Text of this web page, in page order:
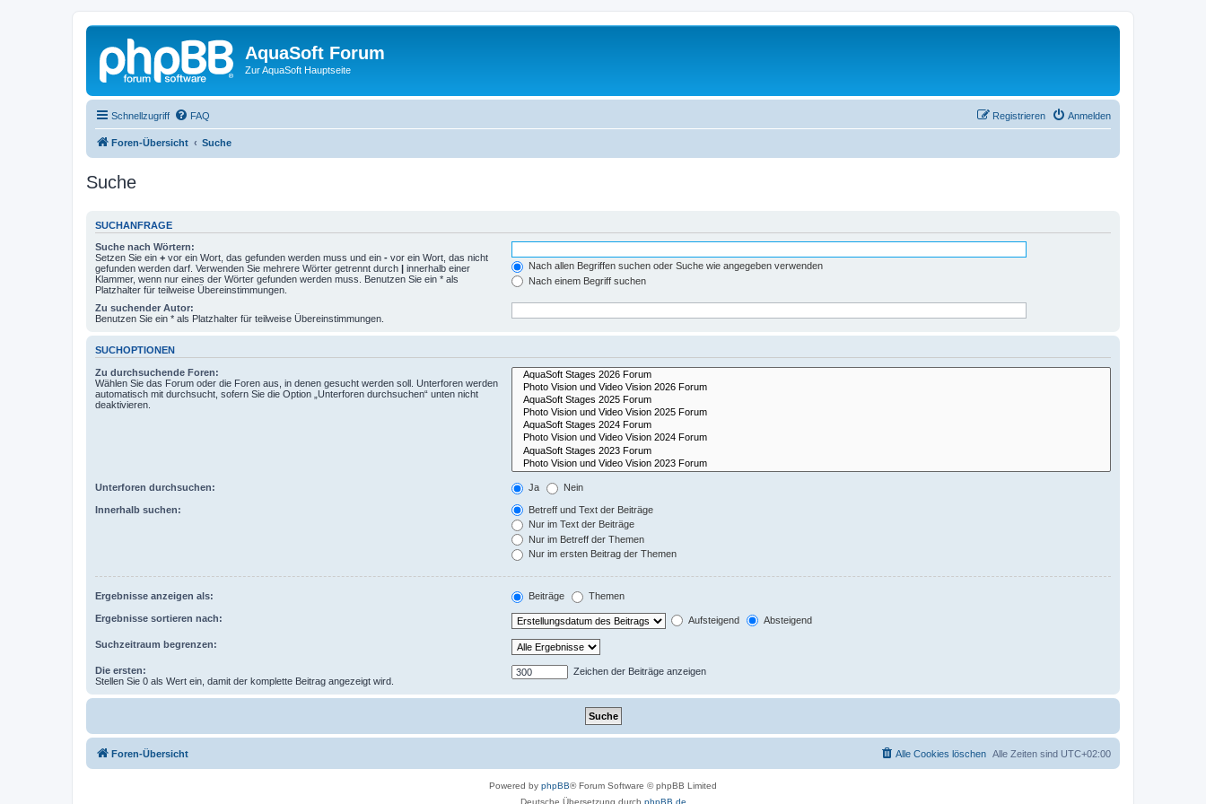
AquaSoft Forum
Zur AquaSoft Hauptseite
Schnellzugriff FAQ Anmelden
Registrieren
Foren-Übersicht Suche
Suche
SUCHANFRAGE
Suche nach Wörtern:
Setzen Sie ein + vor ein Wort, das gefunden werden muss und ein - vor ein Wort, das nicht
gefunden werden darf. Verwenden Sie mehrere Wörter getrennt durch | innerhalb einer
Klammer, wenn nur eines der Wörter gefunden werden muss. Benutzen Sie ein * als
Platzhalter für teilweise Übereinstimmungen.
Nach allen Begriffen suchen oder Suche wie angegeben verwenden
Nach einem Begriff suchen
Zu suchender Autor:
Benutzen Sie ein * als Platzhalter für teilweise Übereinstimmungen.
SUCHOPTIONEN
Zu durchsuchende Foren:
Wählen Sie das Forum oder die Foren aus, in denen gesucht werden soll. Unterforen werden
automatisch mit durchsucht, sofern Sie die Option „Unterforen durchsuchen“ unten nicht
deaktivieren.
Unterforen durchsuchen: Ja Nein
Innerhalb suchen:
Betreff und Text der Beiträge
Nur im Text der Beiträge
Nur im Betreff der Themen
Nur im ersten Beitrag der Themen
Ergebnisse anzeigen als: Beiträge Themen
Ergebnisse sortieren nach: Aufsteigend Absteigend
Suchzeitraum begrenzen:
Die ersten:
Stellen Sie 0 als Wert ein, damit der komplette Beitrag angezeigt wird.
Zeichen der Beiträge anzeigen
Foren-Übersicht Alle Zeiten sind UTC+02:00
Alle Cookies löschen
Powered by phpBB® Forum Software © phpBB Limited
Deutsche Übersetzung durch phpBB.de